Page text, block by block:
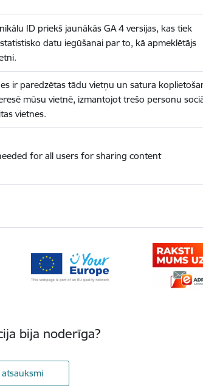
ID priekš jaunākās GA 4 versijas, kas tiek
datu iegūšanai par to, kā apmeklētājs
ir paredzētas tādu vietņu un satura
mūsu vietnē, izmantojot trešo personu
vietnes.
for all users for sharing content
bija noderīga?